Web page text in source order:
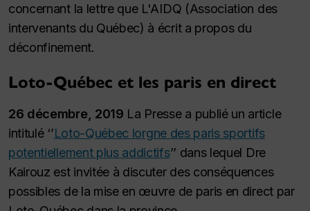
concernant la lettre que L'AIDQ (Association des
intervenants du Québec) à écrit a propos du
déconfinement.
Loto-Québec et les paris en direct
26 décembre, 2019 La Presse a publié un article
intitulé ‘’Loto-Québec lorgne des paris sportifs
potentiellement plus addictifs’’ dans lequel Dre
Kairouz est invitée à discuter des conséquences
possibles de la mise en œuvre de paris en direct par